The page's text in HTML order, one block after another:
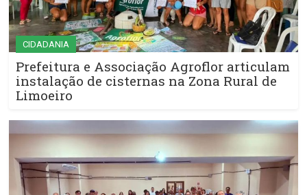
CIDADANIA
Prefeitura e Associação Agroflor articulam
instalação de cisternas na Zona Rural de
Limoeiro